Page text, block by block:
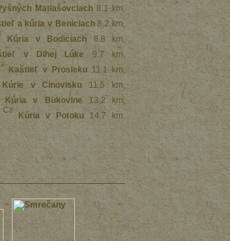
Matiašovciach8.1 km,
a kúria v Beniciach8.2 km,
Kúria v Bodiciach 8.8 km,
v Dlhej Lúke 9.7 km,
Kaštieľ v Prosieku11.1 km,
Kúrie v Cinovisku 11.5 km,
Kúria v Bukovine13.2 km,
Kúria v Potoku14.7 km,